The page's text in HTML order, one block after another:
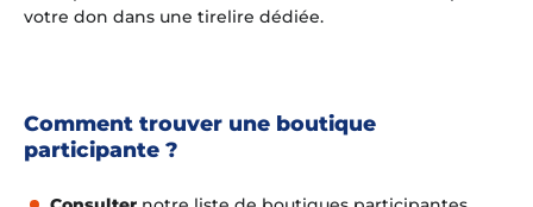
votre don dans une tirelire dédiée.
Comment trouver une boutique
participante ?